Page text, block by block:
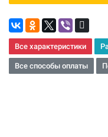
Все характеристики
Все способы оплаты